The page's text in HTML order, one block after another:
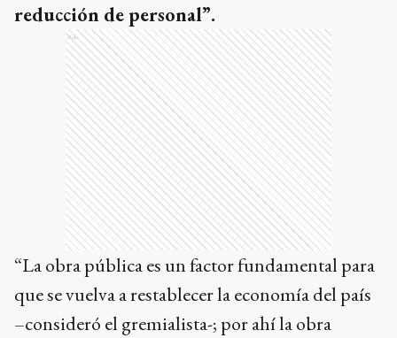
reducción de personal”.
Ads
“La obra pública es un factor fundamental para
que se vuelva a restablecer la economía del país
–consideró el gremialista-; por ahí la obra